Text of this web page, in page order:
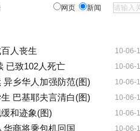
网页 新闻
10-06-
人丧生
10-06-
已致102人死亡
10-06-
乡华人加强防范(图)
10-06-
巴基耶夫言清白(图)
10-06-
和迹象(图)
10-06-
商将乘包机回国